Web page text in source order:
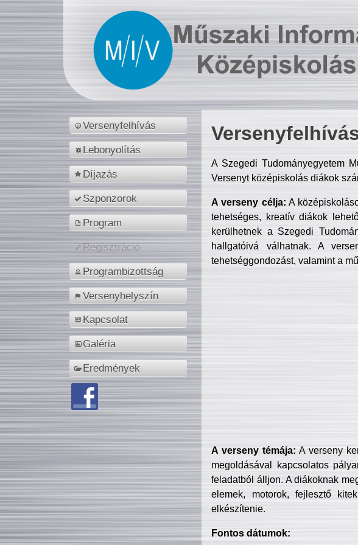
Versenyfelhívás
Lebonyolítás
Díjazás
Szponzorok
Program
Regisztráció
Programbizottság
Versenyhelyszín
Kapcsolat
Galéria
Eredmények
A Szegedi Tudományegyetem
Versenyt középiskolás diákok
A verseny célja: A
tehetséges, kreatív diákok
kerülhetnek a Szegedi
hallgatóivá válhatnak. A
tehetséggondozást, valamint a
A verseny témája: A verseny
megoldásával kapcsolatos
feladatból álljon. A diákoknak
elemek, motorok, fejlesztő
elkészítenie.
Fontos dátumok: